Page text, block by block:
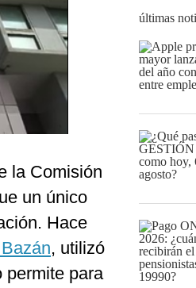
la Comisión
un único
Hace
, utilizó
permite para
últimas